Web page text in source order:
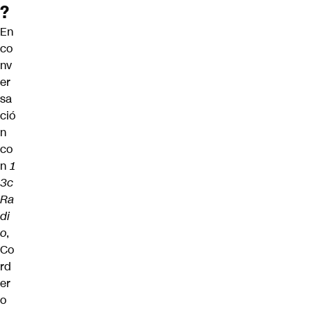
?
En
co
nv
er
sa
ció
n
co
n 1
3c
Ra
di
o,
Co
rd
er
o